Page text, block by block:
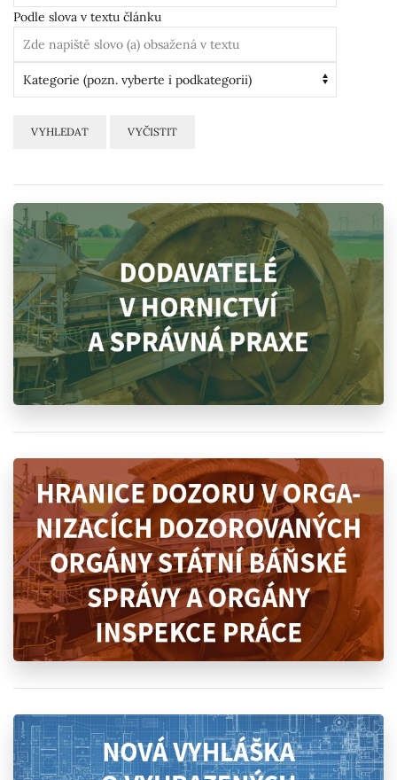
Podle slova v textu článku
VYHLEDAT VYČISTIT